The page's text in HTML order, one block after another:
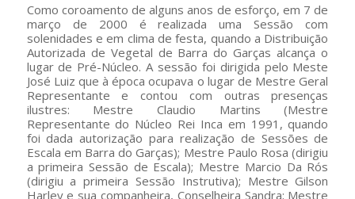
Como coroamento de alguns anos de esforço, em 7 de
março de 2000 é realizada uma Sessão com
solenidades e em clima de festa, quando a Distribuição
Autorizada de Vegetal de Barra do Garças alcança o
lugar de Pré-Núcleo. A sessão foi dirigida pelo Meste
José Luiz que à época ocupava o lugar de Mestre Geral
Representante e contou com outras presenças
ilustres: Mestre Claudio Martins (Mestre
Representante do Núcleo Rei Inca em 1991, quando
foi dada autorização para realização de Sessões de
Escala em Barra do Garças); Mestre Paulo Rosa (dirigiu
a primeira Sessão de Escala); Mestre Marcio Da Rós
(dirigiu a primeira Sessão Instrutiva); Mestre Gilson
Harley e sua companheira, Conselheira Sandra; Mestre